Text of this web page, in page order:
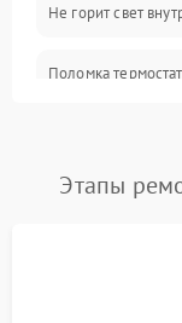
Не горит свет
Поломка
Поломка системы
Этапы